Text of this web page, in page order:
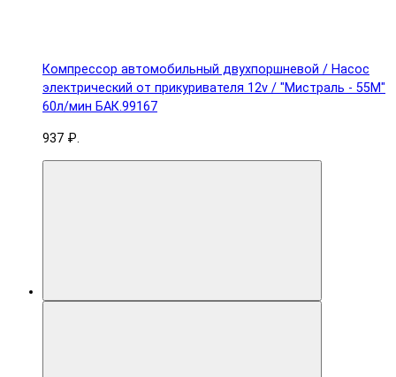
Компрессор автомобильный двухпоршневой / Насос
электрический от прикуривателя 12v / "Мистраль - 55М"
60л/мин БАК.99167
937 ₽.